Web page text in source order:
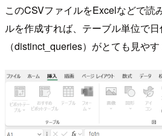
このCSVファイルをExcelなどで読
ルを作成すれば、テーブル単位で
（distinct_queries）がとても見やす